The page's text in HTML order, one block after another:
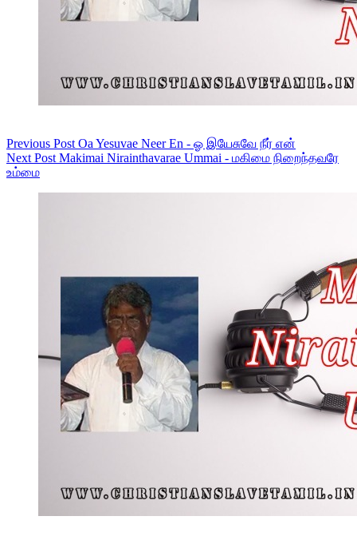
Previous Post Oa Yesuvae Neer En - ஓ இயேசுவே நீர் என்
Next Post Makimai Nirainthavarae Ummai - மகிமை நிறைந்தவரே
உம்மை